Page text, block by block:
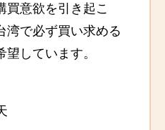
買意欲を引き起こ
湾で必ず買い求める
しています。